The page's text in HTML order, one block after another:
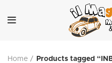
Home Products tagged